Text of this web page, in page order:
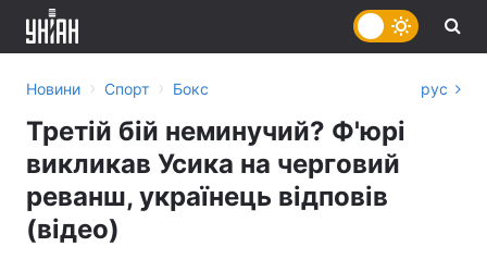
Новини › Спорт › Бокс рус
Третій бій неминучий? Ф'юрі
викликав Усика на черговий
реванш, українець відповів
(відео)